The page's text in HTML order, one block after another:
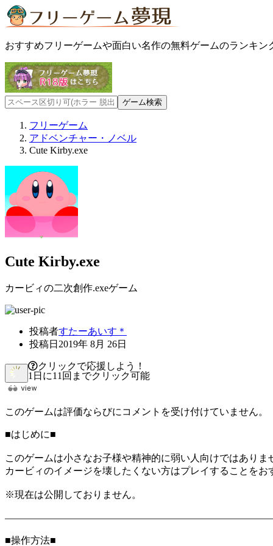
おすすめフリーゲームや面白い名作の無料ゲームのランキン
フリーゲーム
アドベンチャー・ノベル
Cute Kirby.exe
Cute Kirby.exe
カービィの二次創作.exeゲーム
投稿者すたーあいす＊
投稿日 2019年 8月 26日
クリックで応援しよう！
1日に11回までクリック可能
このゲームは評価ならびにコメントを受け付けていません。
■はじめに■
このゲームは小さなお子様や精神的に弱い人向けではありま
カービィのイメージを壊したくない方はプレイすることをお
※現在は公開しておりません。
■操作方法■